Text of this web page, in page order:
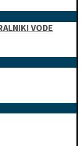
VODE